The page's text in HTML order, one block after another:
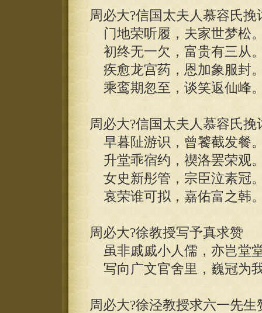
周必大?信国太夫人慕容氏挽
门地荣听履，夫家世梦松
初终无一欠，富贵有三从
疾愈龙宫药，恩加象服封
乘鸾期忽至，谈笑返仙峰
周必大?信国太夫人慕容氏挽
早暮阯游识，曾饕截发餐
升堂乖宿约，禊洛罢荣观
女史新彤管，宗臣泣素冠
哀荣谁可拟，嘉佑富之韩
周必大?徐教授写予真求赞
虽非戚戚小人儒，亦岂堂
写向广文官舍里，巍冠为
周必大?徐泾教授求六一先生